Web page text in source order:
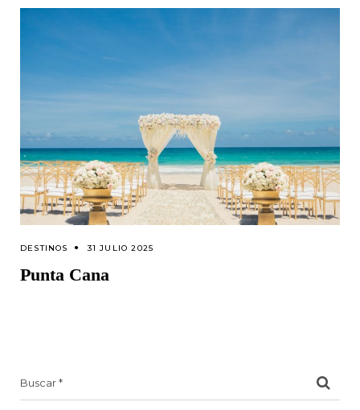
DESTINOS 31 JULIO 2025
Punta Cana